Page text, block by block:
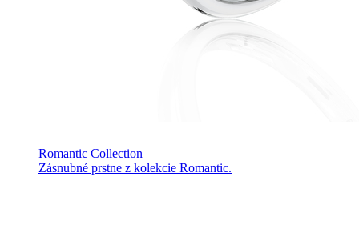
Romantic Collection
Zásnubné prstne z kolekcie Romantic.